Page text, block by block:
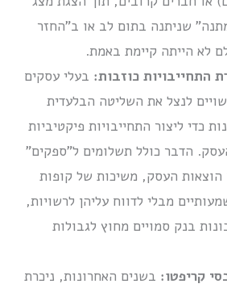
שניתנה בתום לב או ב”החזר
לא הייתה קיימת באמת.
התחייבויות כוזבות: בעלי עסקים
לנצל את השליטה הבלעדית
כדי ליצור התחייבויות פיקטיביות
הדבר כולל תשלומים ל”ספקים”
הוצאות העסק, משיכות של קופות
מבלי לדווח עליהן לרשויות,
בנק סמויים מחוץ לגבולות
קריפטו: בשנים האחרונות, ניכרת